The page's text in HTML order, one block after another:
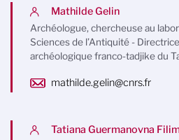
Mathilde Gelin
Archéologue, chercheuse au
Sciences de l’Antiquité -
archéologique franco-tadjike du
mathilde.gelin@cnrs.fr
Tatiana Guermanovna